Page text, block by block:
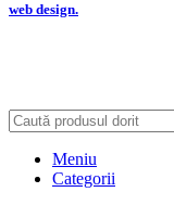
web design.
Meniu
Categorii